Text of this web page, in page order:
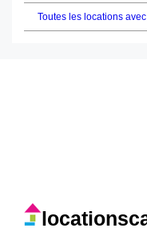
Toutes les locations